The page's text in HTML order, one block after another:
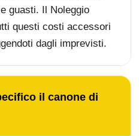
guasti. Il Noleggio
questi costi accessori
dagli imprevisti.
il canone di